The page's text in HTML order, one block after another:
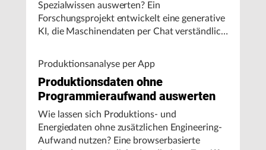
Spezialwissen auswerten? Ein
Forschungsprojekt entwickelt eine generative
KI, die Maschinendaten per Chat verständlich
Produktionsanalyse per App
Produktionsdaten ohne
Programmieraufwand auswerten
Wie lassen sich Produktions- und
Energiedaten ohne zusätzlichen Engineering-
Aufwand nutzen? Eine browserbasierte